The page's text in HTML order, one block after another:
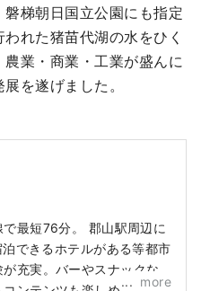
梯朝日国立公園にも指定
れた猪苗代湖の水をひく
業・商業・工業が盛んに
を遂げました。
最短76分。 郡山駅周辺に
できるホテルがある等都市
充実。バーやスナックな
more